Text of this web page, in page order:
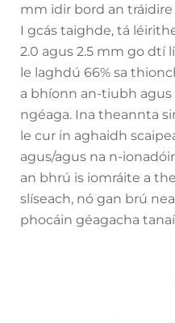
mm idir bord an
I gcás taighde, tá
2.0 agus 2.5 mm go dtí
le laghdú 66% sa
a bhíonn an-tiubh agus
ngéaga. Ina theannta
le cur in aghaidh
agus/agus na n-
an bhrú is iomráite a
slíseach, nó gan brú
phocáin géagacha